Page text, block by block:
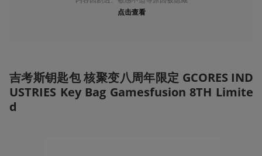
点击查看
吉考斯钥匙包 核聚变八周年限定 GCORES IND
USTRIES Key Bag Gamesfusion 8TH Limite
d